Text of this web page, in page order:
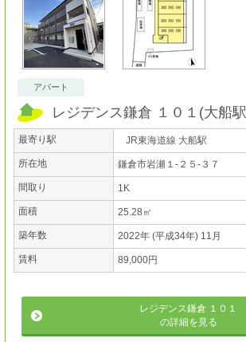
アパート
レジデンス鎌倉 １０１ (大船駅
最寄り駅 JR東海道線 大船駅
所在地 鎌倉市岩瀬１-２５-３７
間取り 1K
面積 25.28㎡
築年数 2022年 (平成34年) 11月
賃料 89,000円
レジデンス鎌倉 １０１
の詳細を見る